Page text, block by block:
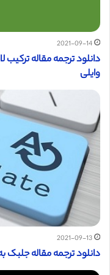
2021-09-14
دانلود ترجمه مقاله ترکیب
وایلی
2021-09-13
دانلود ترجمه مقاله جلبک